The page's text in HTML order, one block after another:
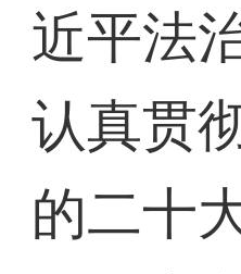
近平法
认真贯
的二十